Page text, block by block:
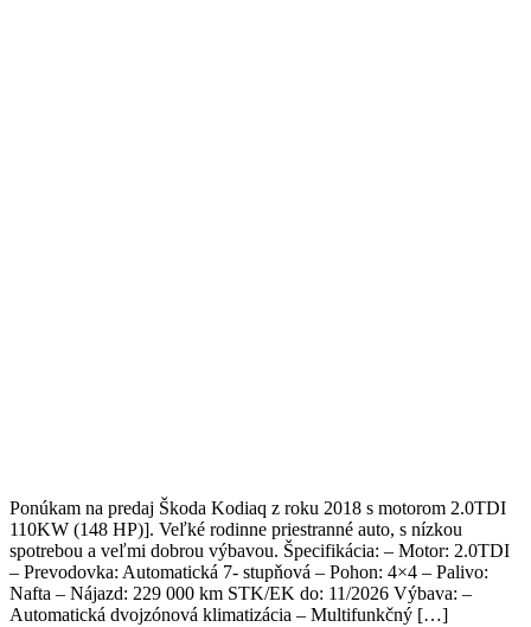
Ponúkam na predaj Škoda Kodiaq z roku 2018 s motorom 2.0TDI
110KW (148 HP)]. Veľké rodinne priestranné auto, s nízkou
spotrebou a veľmi dobrou výbavou. Špecifikácia: – Motor: 2.0TDI
– Prevodovka: Automatická 7- stupňová – Pohon: 4×4 – Palivo:
Nafta – Nájazd: 229 000 km STK/EK do: 11/2026 Výbava: –
Automatická dvojzónová klimatizácia – Multifunkčný […]